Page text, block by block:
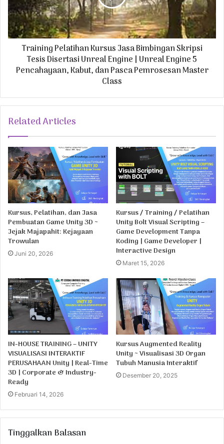
Training Pelatihan Kursus Jasa Bimbingan Skripsi
Tesis Disertasi Unreal Engine | Unreal Engine 5
Pencahayaan, Kabut, dan Pasca Pemrosesan Master
Class
Related Articles
Kursus, Pelatihan, dan Jasa
Pembuatan Game Unity 3D ~
Jejak Majapahit: Kejayaan
Trowulan
Juni 20, 2026
Kursus / Training / Pelatihan
Unity Bolt Visual Scripting –
Game Development Tanpa
Koding | Game Developer |
Interactive Design
Maret 15, 2026
IN-HOUSE TRAINING – UNITY
VISUALISASI INTERAKTIF
PERUSAHAAN Unity | Real-Time
3D | Corporate & Industry-
Ready
Februari 14, 2026
Kursus Augmented Reality
Unity ~ Visualisasi 3D Organ
Tubuh Manusia Interaktif
Desember 20, 2025
Tinggalkan Balasan